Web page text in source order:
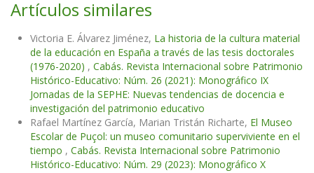
Artículos similares
Victoria E. Álvarez Jiménez, La historia de la cultura material
de la educación en España a través de las tesis doctorales
(1976-2020) , Cabás. Revista Internacional sobre Patrimonio
Histórico-Educativo: Núm. 26 (2021): Monográfico IX
Jornadas de la SEPHE: Nuevas tendencias de docencia e
investigación del patrimonio educativo
Rafael Martínez García, Marian Tristán Richarte, El Museo
Escolar de Puçol: un museo comunitario superviviente en el
tiempo , Cabás. Revista Internacional sobre Patrimonio
Histórico-Educativo: Núm. 29 (2023): Monográfico X